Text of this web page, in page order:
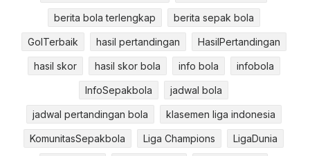
berita bola terlengkap berita sepak bola
GolTerbaik hasil pertandingan HasilPertandingan
hasil skor hasil skor bola info bola infobola
InfoSepakbola jadwal bola
jadwal pertandingan bola klasemen liga indonesia
KomunitasSepakbola Liga Champions LigaDunia